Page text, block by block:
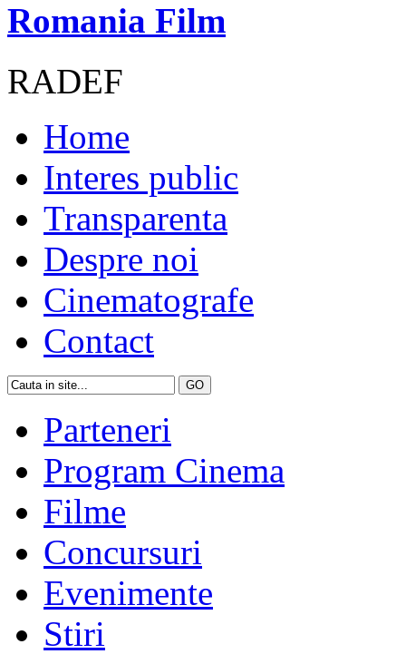
Romania Film
RADEF
Home
Interes public
Transparenta
Despre noi
Cinematografe
Contact
Parteneri
Program Cinema
Filme
Concursuri
Evenimente
Stiri